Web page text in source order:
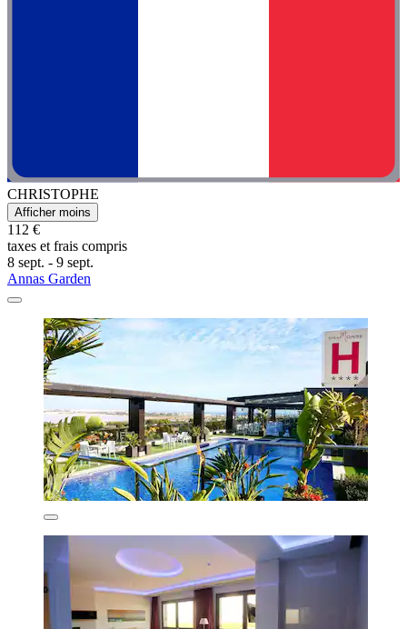
CHRISTOPHE
Afficher moins
112 €
taxes et frais compris
8 sept. - 9 sept.
Annas Garden